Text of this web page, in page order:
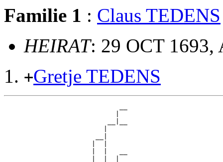
Familie 1 : Claus TEDENS
HEIRAT: 29 OCT 1693,
+Gretje TEDENS